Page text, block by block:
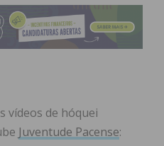
vídeos de hóquei
Juventude Pacense: